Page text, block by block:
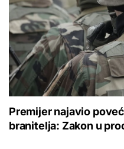
Premijer najavio
branitelja: Zakon u